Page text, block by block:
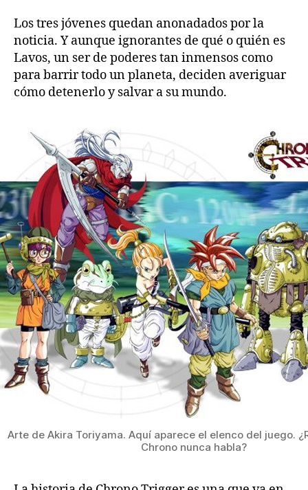
Los tres jóvenes quedan anonadados por la
noticia. Y aunque ignorantes de qué o quién es
Lavos, un ser de poderes tan inmensos como
para barrir todo un planeta, deciden averiguar
cómo detenerlo y salvar a su mundo.
Arte de Akira Toriyama. Aquí aparece el elenco del juego.
Chrono nunca habla?